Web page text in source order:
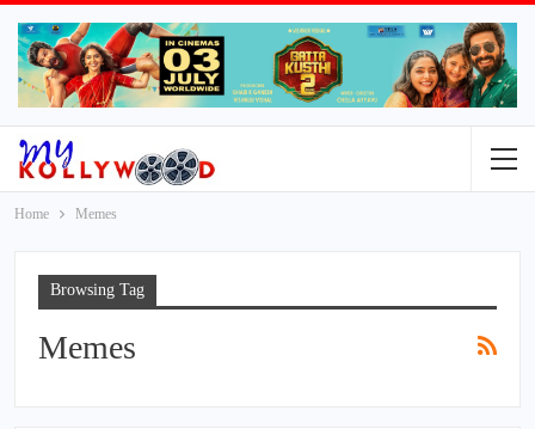
Home Memes
Browsing Tag
Memes